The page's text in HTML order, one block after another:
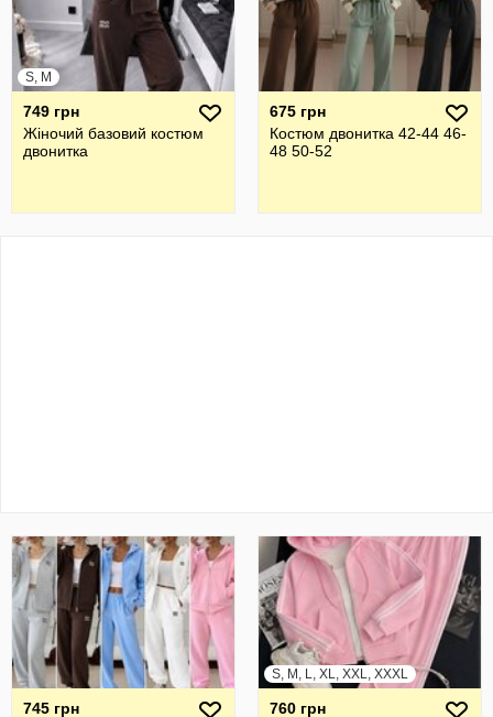
S, M
749 грн
Жіночий базовий костюм
двонитка
675 грн
Костюм двонитка 42-44 46-
48 50-52
745 грн
S, M, L, XL, XXL, XXXL
760 грн